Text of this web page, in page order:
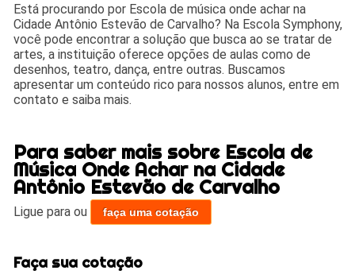
Está procurando por Escola de música onde achar na
Cidade Antônio Estevão de Carvalho? Na Escola Symphony,
você pode encontrar a solução que busca ao se tratar de
artes, a instituição oferece opções de aulas como de
desenhos, teatro, dança, entre outras. Buscamos
apresentar um conteúdo rico para nossos alunos, entre em
contato e saiba mais.
Para saber mais sobre Escola de
Música Onde Achar na Cidade
Antônio Estevão de Carvalho
Ligue paraou faça uma cotação
Faça sua cotação